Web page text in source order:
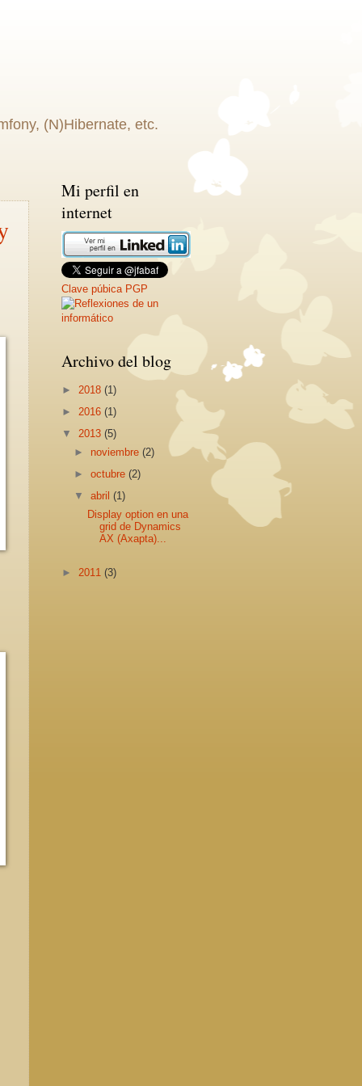
(N)Hibernate, etc.
Mi perfil en
internet
Clave púbica PGP
Archivo del blog
► 2018 (1)
► 2016 (1)
▼ 2013 (5)
► noviembre(2)
►octubre(2)
▼abril(1)
Display option en una
grid de Dynamics
AX (Axapta)...
► 2011 (3)